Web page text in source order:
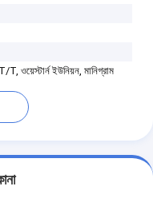
ওয়েস্টার্ন ইউনিয়ন, মানিগ্রাম